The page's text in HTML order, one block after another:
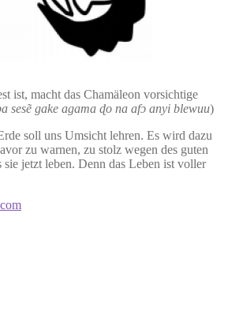
ist, macht das Chamäleon vorsichtige
sesẽ gake agama ɖo na afɔ anyi blewuu)
soll uns Umsicht lehren. Es wird dazu
zu warnen, zu stolz wegen des guten
sie jetzt leben. Denn das Leben ist voller